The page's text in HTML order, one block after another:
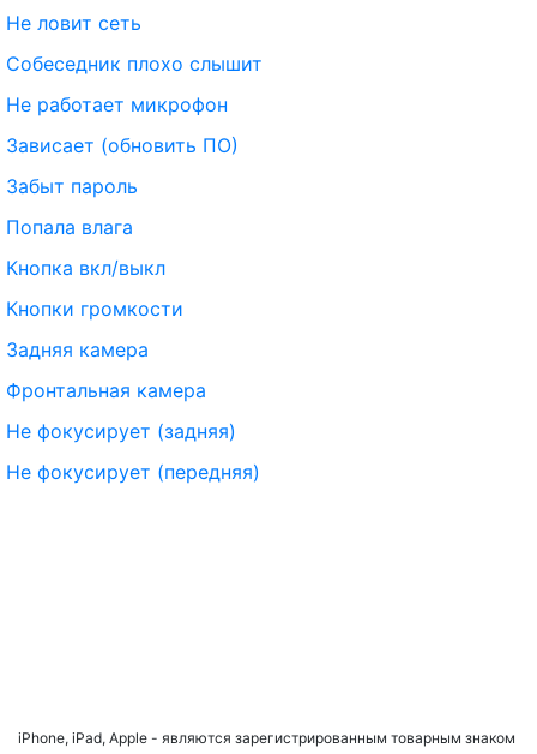
Не ловит сеть
Собеседник плохо слышит
Не работает микрофон
Зависает (обновить ПО)
Забыт пароль
Попала влага
Кнопка вкл/выкл
Кнопки громкости
Задняя камера
Фронтальная камера
Не фокусирует (задняя)
Не фокусирует (передняя)
iPhone, iPad, Apple - являются зарегистрированным товарным знаком